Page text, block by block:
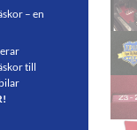
– en
till